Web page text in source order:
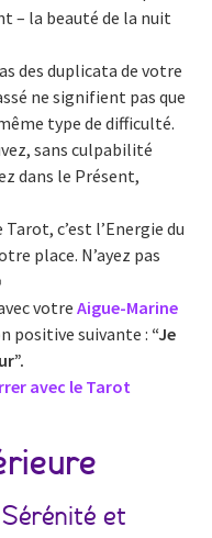
– la beauté de la nuit
des duplicata de votre
ne signifient pas que
type de difficulté.
sans culpabilité
dans le Présent,
c’est l’Energie du
place. N’ayez pas
votre Aigue-Marine
positive suivante : “Je
avec le Tarot
et